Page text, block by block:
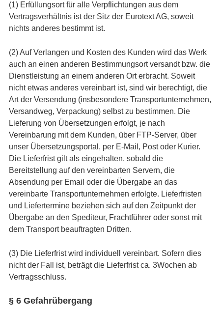
(1) Erfüllungsort für alle Verpflichtungen aus dem
Vertragsverhältnis ist der Sitz der Eurotext AG, soweit
nichts anderes bestimmt ist.
(2) Auf Verlangen und Kosten des Kunden wird das Werk
auch an einen anderen Bestimmungsort versandt bzw. die
Dienstleistung an einem anderen Ort erbracht. Soweit
nicht etwas anderes vereinbart ist, sind wir berechtigt, die
Art der Versendung (insbesondere Transportunternehmen,
Versandweg, Verpackung) selbst zu bestimmen. Die
Lieferung von Übersetzungen erfolgt, je nach
Vereinbarung mit dem Kunden, über FTP-Server, über
unser Übersetzungsportal, per E-Mail, Post oder Kurier.
Die Lieferfrist gilt als eingehalten, sobald die
Bereitstellung auf den vereinbarten Servern, die
Absendung per Email oder die Übergabe an das
vereinbarte Transportunternehmen erfolgte. Lieferfristen
und Liefertermine beziehen sich auf den Zeitpunkt der
Übergabe an den Spediteur, Frachtführer oder sonst mit
dem Transport beauftragten Dritten.
(3) Die Lieferfrist wird individuell vereinbart. Sofern dies
nicht der Fall ist, beträgt die Lieferfrist ca. 3Wochen ab
Vertragsschluss.
§ 6 Gefahrübergang